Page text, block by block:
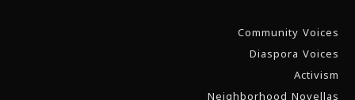
Community Voices
Diaspora Voices
Activism